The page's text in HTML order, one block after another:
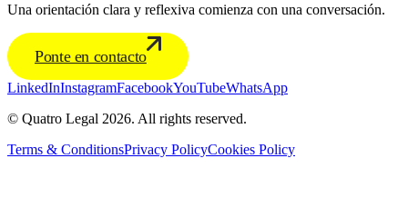
Una orientación clara y reflexiva comienza con una conversación.
Ponte en contacto
LinkedInInstagramFacebookYouTubeWhatsApp
© Quatro Legal 2026. All rights reserved.
Terms & ConditionsPrivacy PolicyCookies Policy